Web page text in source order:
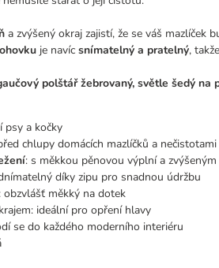
a zvýšený okraj zajistí, že se váš
je navíc snímatelný a pratelný,
polštář žebrovaný, světle šedý na
psy a kočky
chlupy domácích mazlíčků a
: s měkkou pěnovou výplní a
díky zipu pro snadnou údržbu
obzvlášť měkký na dotek
ideální pro opření hlavy
se do každého moderního interiéru